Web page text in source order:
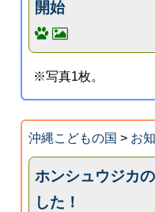
開始
※写真1枚。
沖縄こどもの国 > お
ホンシュウジカ
した！